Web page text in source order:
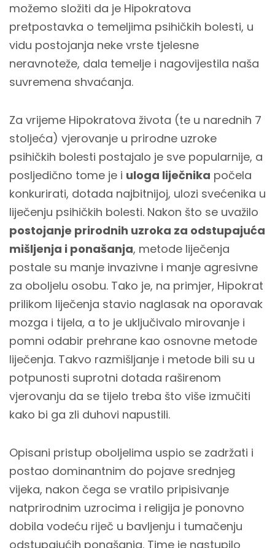
možemo složiti da je Hipokratova
pretpostavka o temeljima psihičkih bolesti, u
vidu postojanja neke vrste tjelesne
neravnoteže, dala temelje i nagovijestila naša
suvremena shvaćanja.
Za vrijeme Hipokratova života (te u narednih 7
stoljeća) vjerovanje u prirodne uzroke
psihičkih bolesti postajalo je sve popularnije, a
posljedično tome je i uloga liječnika počela
konkurirati, dotada najbitnijoj, ulozi svećenika u
liječenju psihičkih bolesti. Nakon što se uvažilo
postojanje prirodnih uzroka za odstupajuća
mišljenja i ponašanja, metode liječenja
postale su manje invazivne i manje agresivne
za oboljelu osobu. Tako je, na primjer, Hipokrat
prilikom liječenja stavio naglasak na oporavak
mozga i tijela, a to je uključivalo mirovanje i
pomni odabir prehrane kao osnovne metode
liječenja. Takvo razmišljanje i metode bili su u
potpunosti suprotni dotada raširenom
vjerovanju da se tijelo treba što više izmučiti
kako bi ga zli duhovi napustili.
Opisani pristup oboljelima uspio se zadržati i
postao dominantnim do pojave srednjeg
vijeka, nakon čega se vratilo pripisivanje
natprirodnim uzrocima i religija je ponovno
dobila vodeću riječ u bavljenju i tumačenju
odstupajućih ponašanja. Time je nastupilo